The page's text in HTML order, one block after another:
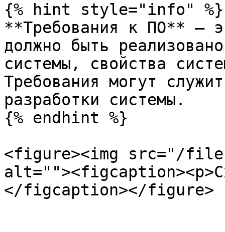
{% hint style="info" %}
**Требования к ПО** —
должно быть
системы, свойства
Требования могут
разработки системы.
{% endhint %}
<figure><img src="/files/